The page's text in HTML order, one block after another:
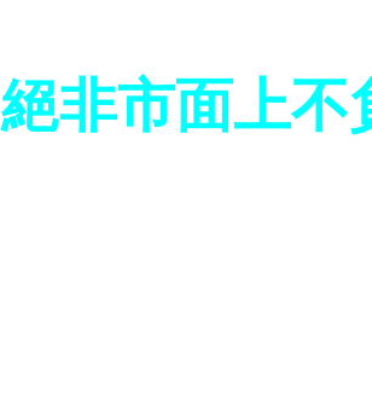
絕非市面上不